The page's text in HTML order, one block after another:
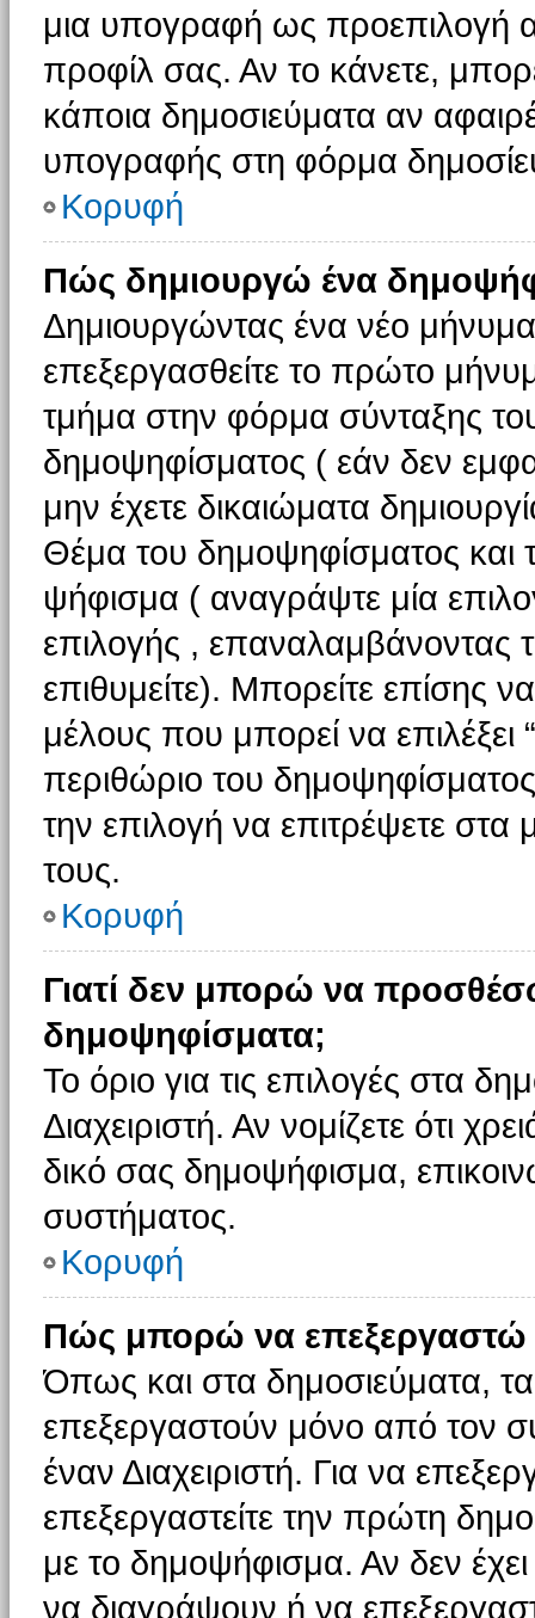
μια υπογραφή ως προεπιλογή
προφίλ σας. Αν το κάνετε,
κάποια δημοσιεύματα αν
υπογραφής στη φόρμα
Κορυφή
Πώς δημιουργώ ένα
Δημιουργώντας ένα νέο
επεξεργασθείτε το πρώτο
τμήμα στην φόρμα σύνταξης
δημοψηφίσματος ( εάν δεν
μην έχετε δικαιώματα
Θέμα του δημοψηφίσματος και
ψήφισμα ( αναγράψτε μία
επιλογής , επαναλαμβάνοντας
επιθυμείτε). Μπορείτε επίσης
μέλους που μπορεί να επιλέξει
περιθώριο του
την επιλογή να επιτρέψετε στα
τους.
Κορυφή
Γιατί δεν μπορώ να
δημοψηφίσματα;
Το όριο για τις επιλογές στα
Διαχειριστή. Αν νομίζετε ότι
δικό σας δημοψήφισμα,
συστήματος.
Κορυφή
Πώς μπορώ να
Όπως και στα δημοσιεύματα,
επεξεργαστούν μόνο από τον
έναν Διαχειριστή. Για να
επεξεργαστείτε την πρώτη
με το δημοψήφισμα. Αν δεν
να διαγράψουν ή να